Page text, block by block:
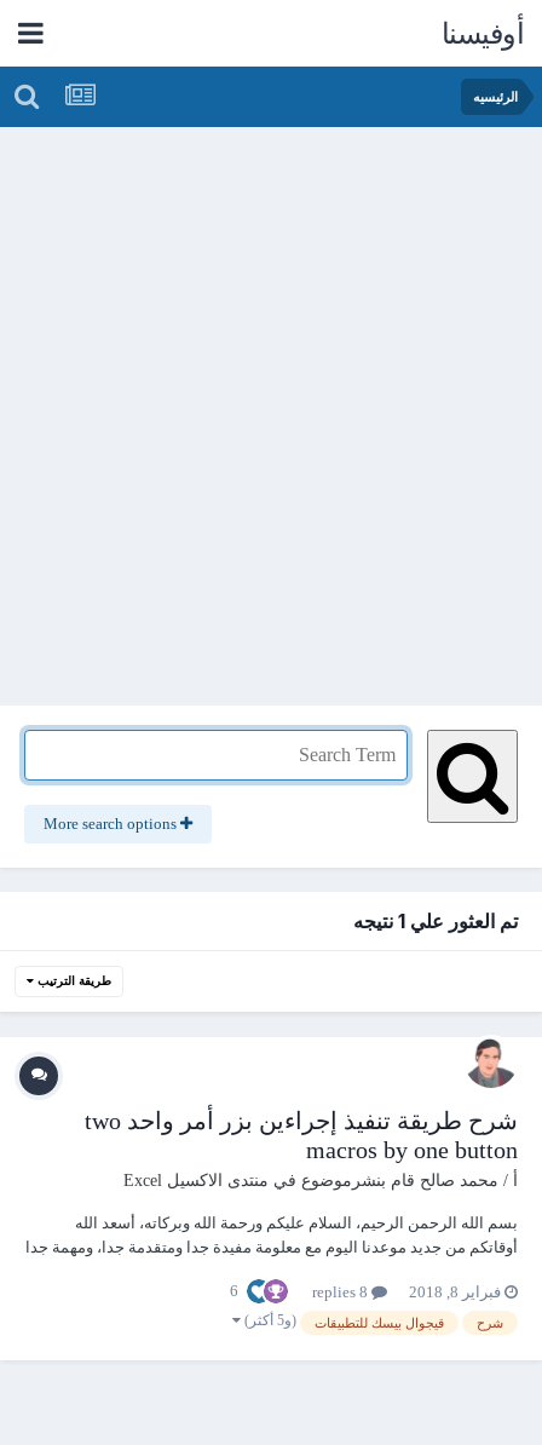
أوفيسنا
الرئيسيه
تم العثور علي 1 نتيجه
طريقة الترتيب
شرح طريقة تنفيذ إجراءين بزر أمر واحد two
macros by one button
أ / محمد صالح قام بنشرموضوع في منتدى الاكسيل Excel
بسم الله الرحمن الرحيم، السلام عليكم ورحمة الله وبركاته، أسعد الله
أوقاتكم من جديد موعدنا اليوم مع معلومة مفيدة جدا ومتقدمة جدا، ومهمة جدا
by one butt...
فبراير 8, 2018 6
شرح قيجوال بيسك للتطبيقات (و5 أكثر)